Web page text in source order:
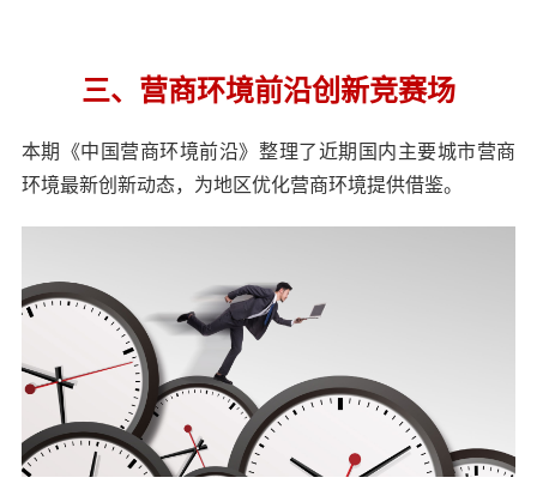
三、营商环境前沿创新竞赛场
本期《中国营商环境前沿》整理了近期国内主要城市营商
环境最新创新动态，为地区优化营商环境提供借鉴。